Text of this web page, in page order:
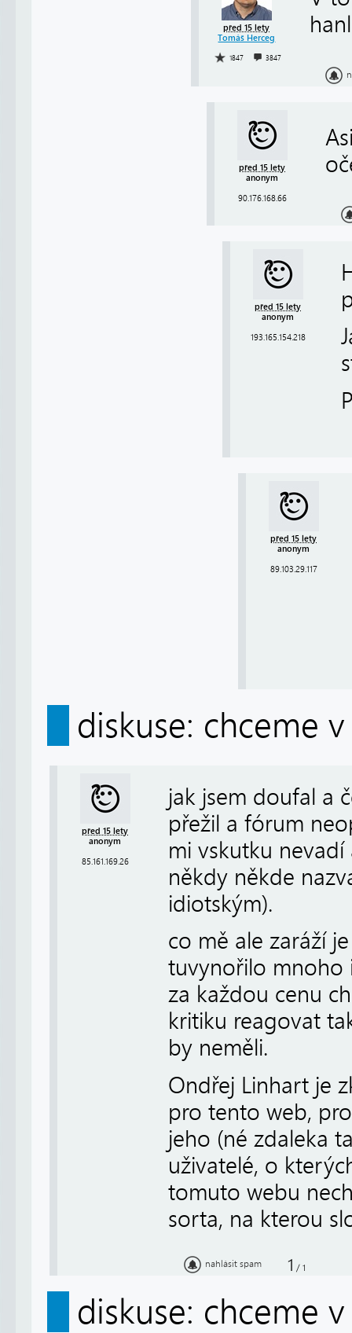
před 15 lety
Tomáš Herceg
1847 3847
před 15 lety
anonym
90.176.168.66
před 15 lety
anonym
193.165.154.218
před 15 lety
anonym
89.103.29.117
diskuse: chceme
před 15 lety
anonym
85.161.169.26
jak jsem doufal a
přežil a fórum
mi vskutku
někdy někde
idiotským).
co mě ale zaráží
tuvynořilo mnoho
za každou cenu
kritiku reagovat
by neměli.
Ondřej Linhart je
pro tento web,
jeho (né zdaleka
uživatelé, o
tomuto webu
sorta, na kterou
nahlásit spam 1 / 1
diskuse: chceme